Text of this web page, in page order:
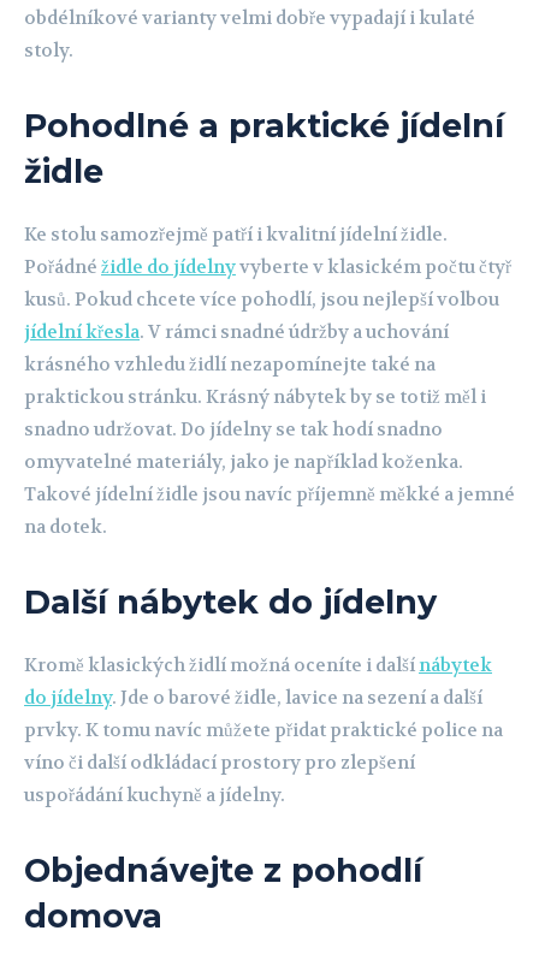
obdélníkové varianty velmi dobře vypadají i kulaté
stoly.
Pohodlné a praktické jídelní
židle
Ke stolu samozřejmě patří i kvalitní jídelní židle.
Pořádné židle do jídelnyvyberte v klasickém počtu čtyř
kusů. Pokud chcete více pohodlí, jsou nejlepší volbou
jídelní křesla. V rámci snadné údržby a uchování
krásného vzhledu židlí nezapomínejte také na
praktickou stránku. Krásný nábytek by se totiž měl i
snadno udržovat. Do jídelny se tak hodí snadno
omyvatelné materiály, jako je například koženka.
Takové jídelní židle jsou navíc příjemně měkké a jemné
na dotek.
Další nábytek do jídelny
Kromě klasických židlí možná oceníte i dalšínábytek
do jídelny. Jde o barové židle, lavice na sezení a další
prvky. K tomu navíc můžete přidat praktické police na
víno či další odkládací prostory pro zlepšení
uspořádání kuchyně a jídelny.
Objednávejte z pohodlí
domova